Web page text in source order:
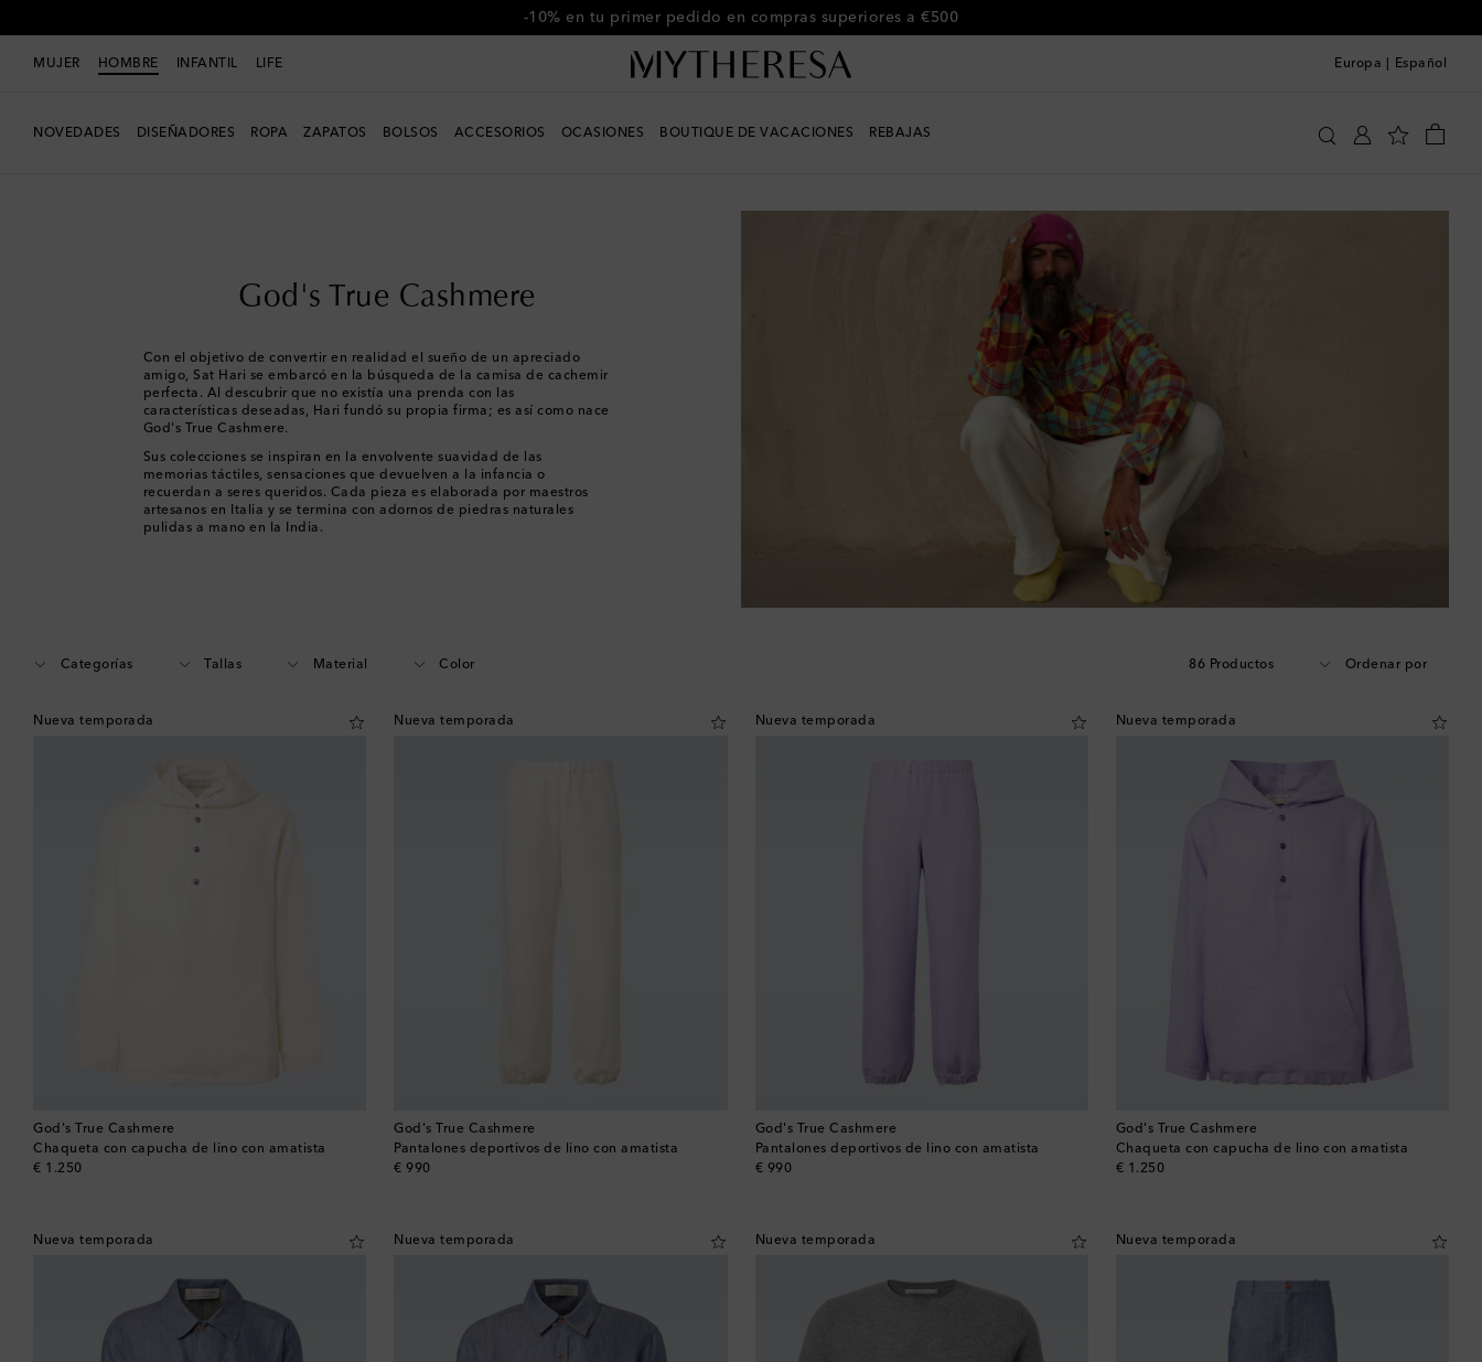
-10% en tu primer pedido en compras superiores a €500
MUJER HOMBRE INFANTIL LIFE Europa Español
NOVEDADES DISEÑADORES ROPA ZAPATOS BOLSOS ACCESORIOS OCASIONES BOUTIQUE DE VACACIONES REBAJAS
God's True Cashmere
Con el objetivo de convertir en realidad el sueño de un apreciado
amigo, Sat Hari se embarcó en la búsqueda de la camisa de cachemir
perfecta. Al descubrir que no existía una prenda con las
características deseadas, Hari fundó su propia firma; es así como nace
God's True Cashmere.
Sus colecciones se inspiran en la envolvente suavidad de las
memorias táctiles, sensaciones que devuelven a la infancia o
recuerdan a seres queridos. Cada pieza es elaborada por maestros
artesanos en Italia y se termina con adornos de piedras naturales
pulidas a mano en la India.
Categorías Tallas Material Color 86 Productos Ordenar por
Nueva temporada
God's True Cashmere
Chaqueta con capucha de lino con amatista
€ 1.250
original price
Nueva temporada
God's True Cashmere
Pantalones deportivos de lino con amatista
€ 990
original price
Nueva temporada
God's True Cashmere
Pantalones deportivos de lino con amatista
€ 990
original price
Nueva temporada
God's True Cashmere
Chaqueta con capucha de lino con amatista
€ 1.250
original price
Nueva temporada Nueva temporada Nueva temporada Nueva temporada